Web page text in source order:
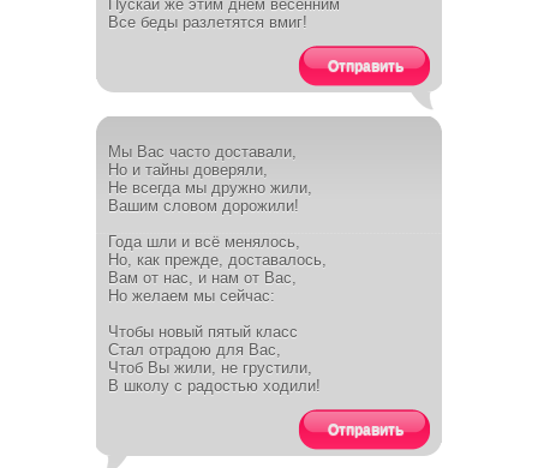
Пускай же этим днем весенним
Все беды разлетятся вмиг!
Отправить
Мы Вас часто доставали,
Но и тайны доверяли,
Не всегда мы дружно жили,
Вашим словом дорожили!
Года шли и всё менялось,
Но, как прежде, доставалось,
Вам от нас, и нам от Вас,
Но желаем мы сейчас:
Чтобы новый пятый класс
Стал отрадою для Вас,
Чтоб Вы жили, не грустили,
В школу с радостью ходили!
Отправить